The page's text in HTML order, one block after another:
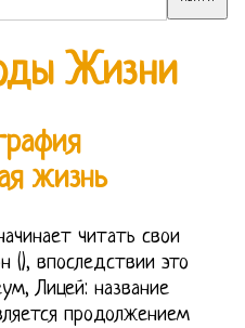
Жизни
жизнь
читать свои
(), впоследствии это
Лицей: название
продолжением